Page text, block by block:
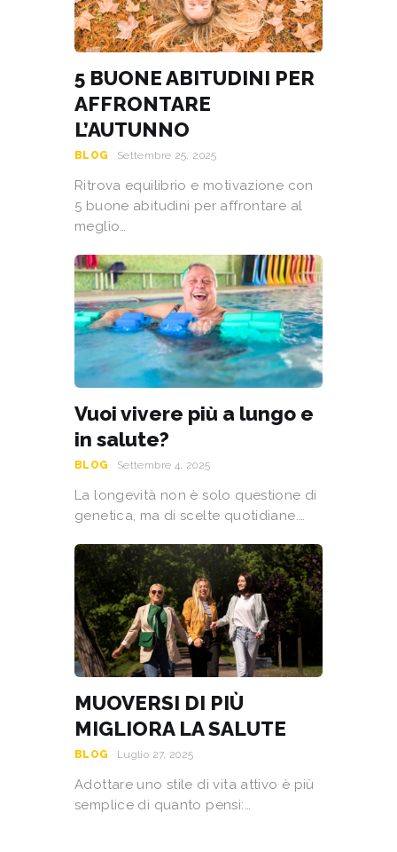
5 BUONE ABITUDINI PER
AFFRONTARE
L’AUTUNNO
BLOG Settembre 25, 2025
Ritrova equilibrio e motivazione con
5 buone abitudini per affrontare al
meglio…
Vuoi vivere più a lungo e
in salute?
BLOG Settembre 4, 2025
La longevità non è solo questione di
genetica, ma di scelte quotidiane.…
MUOVERSI DI PIÙ
MIGLIORA LA SALUTE
BLOG Luglio 27, 2025
Adottare uno stile di vita attivo è più
semplice di quanto pensi:…